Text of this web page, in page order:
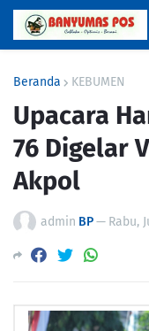
Beranda KEBUMEN
Upacara
76 Digelar
Akpol
admin BP— Rabu,